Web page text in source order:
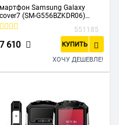
Samsung Galaxy
(SM-G556BZKDR06)
черный
551185
610 КУПИТЬ
ХОЧУ ДЕШЕВЛЕ!